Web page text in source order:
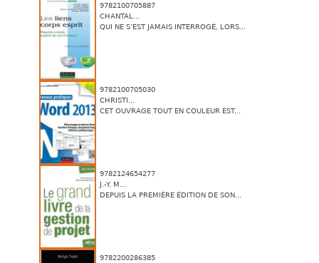
9782100705887
CHANTAL...
QUI NE S’EST JAMAIS INTERROGÉ, LORS...
9782100705030
CHRISTI...
CET OUVRAGE TOUT EN COULEUR EST...
9782124654277
J.-Y. M...
DEPUIS LA PREMIÈRE ÉDITION DE SON...
9782200286385